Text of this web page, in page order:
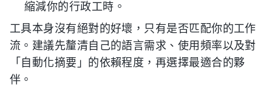
縮減你的行政工時。
工具本身沒有絕對的好壞，只有是否匹配你的工作
流。建議先釐清自己的語言需求、使用頻率以及對
「自動化摘要」的依賴程度，再選擇最適合的夥
伴。